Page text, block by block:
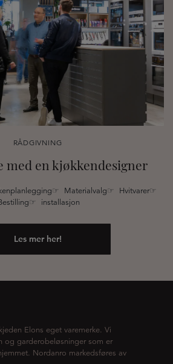
RÅDGIVNING
med en kjøkkendesigner
Materialvalg☞ Hvitvarer☞
installasjon
Les mer her!
Elons eget varemerke. Vi
og garderobeløsninger som er
Nordanro markedsføres av